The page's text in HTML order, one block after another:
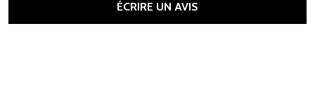
ÉCRIRE UN AVIS